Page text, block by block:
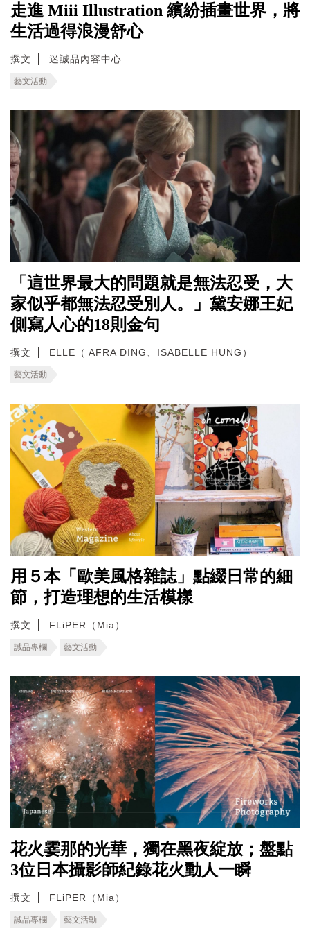
走進 Miii Illustration 繽紛插畫世界，將
生活過得浪漫舒心
撰文 迷誠品內容中心
藝文活動
「這世界最大的問題就是無法忍受，大
家似乎都無法忍受別人。」黛安娜王妃
側寫人心的18則金句
撰文 ELLE（ AFRA DING、ISABELLE HUNG）
藝文活動
用５本「歐美風格雜誌」點綴日常的細
節，打造理想的生活模樣
撰文 FLiPER（Mia）
誠品專欄 藝文活動
花火霎那的光華，獨在黑夜綻放；盤點
3位日本攝影師紀錄花火動人一瞬
撰文 FLiPER（Mia）
誠品專欄 藝文活動